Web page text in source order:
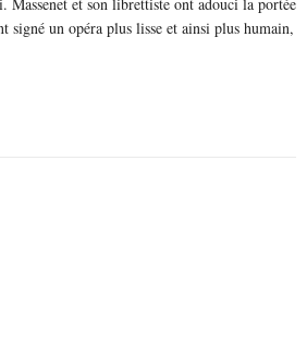
signé un opéra plus lisse et ainsi plus humain,